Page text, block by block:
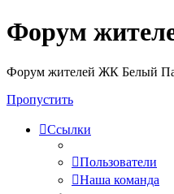
Форум
Форум жителей ЖК Белый
Пропустить
Ссылки
Пользователи
Наша команда